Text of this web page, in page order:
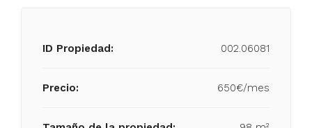
ID Propiedad: 002.06081
Precio: 650€/mes